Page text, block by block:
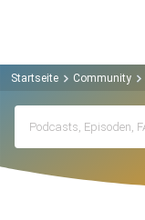
Startseite Community